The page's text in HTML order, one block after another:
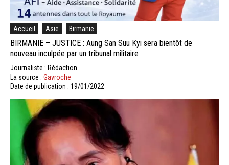
Accueil Asie Birmanie
BIRMANIE – JUSTICE : Aung San Suu Kyi sera bientôt de
nouveau inculpée par un tribunal militaire
Journaliste : Rédaction
La source : Gavroche
Date de publication : 19/01/2022